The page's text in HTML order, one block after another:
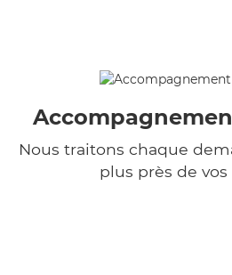
Nous traitons chaque
plus près de